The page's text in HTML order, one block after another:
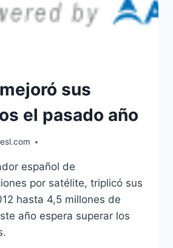
sus
el pasado año
español de
por satélite, triplicó sus
hasta 4,5 millones de
año espera superar los